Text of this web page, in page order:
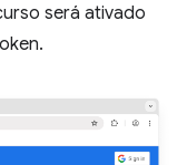
será ativado